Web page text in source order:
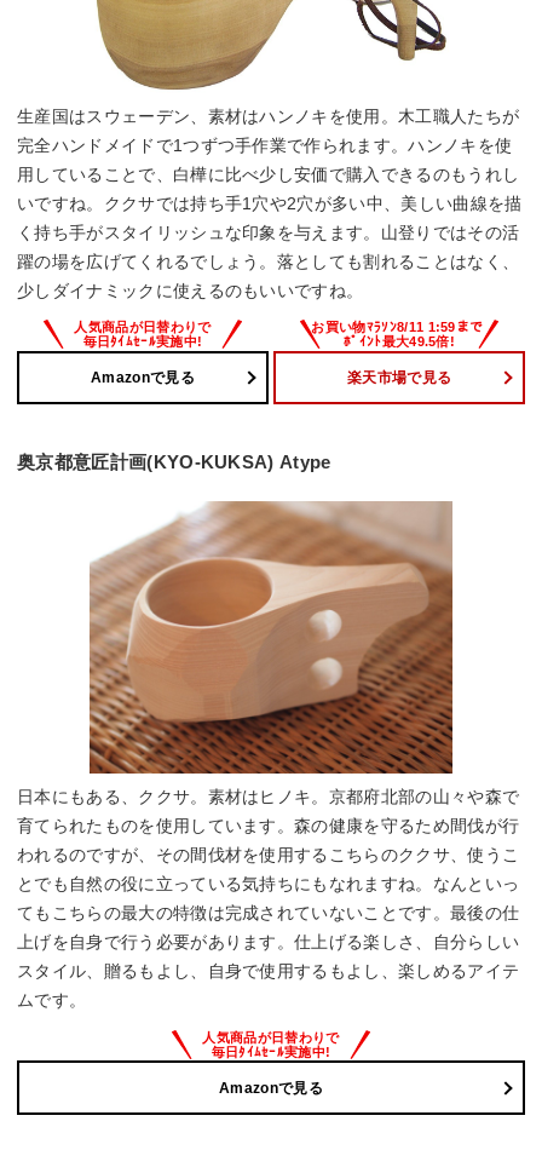
生産国はスウェーデン、素材はハンノキを使用。木工職人たちが
完全ハンドメイドで1つずつ手作業で作られます。ハンノキを使
用していることで、白樺に比べ少し安価で購入できるのもうれし
いですね。ククサでは持ち手1穴や2穴が多い中、美しい曲線を描
く持ち手がスタイリッシュな印象を与えます。山登りではその活
躍の場を広げてくれるでしょう。落としても割れることはなく、
少しダイナミックに使えるのもいいですね。
Amazonで見る 楽天市場で見る
奥京都意匠計画(KYO-KUKSA) Atype
日本にもある、ククサ。素材はヒノキ。京都府北部の山々や森で
育てられたものを使用しています。森の健康を守るため間伐が行
われるのですが、その間伐材を使用するこちらのククサ、使うこ
とでも自然の役に立っている気持ちにもなれますね。なんといっ
てもこちらの最大の特徴は完成されていないことです。最後の仕
上げを自身で行う必要があります。仕上げる楽しさ、自分らしい
スタイル、贈るもよし、自身で使用するもよし、楽しめるアイテ
ムです。
Amazonで見る